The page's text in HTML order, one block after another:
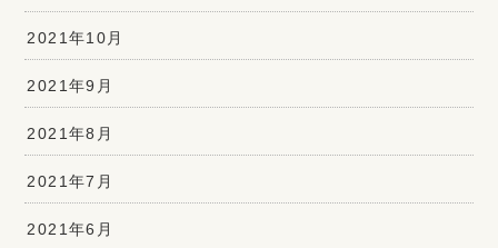
2021年10月
2021年9月
2021年8月
2021年7月
2021年6月